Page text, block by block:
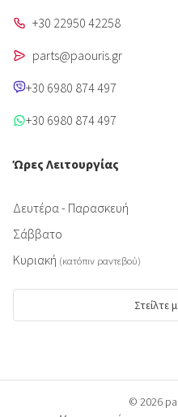
+30 22950 42258
parts@paouris.gr
+30 6980 874 497
+30 6980 874 497
Ώρες Λειτουργίας
Δευτέρα - Παρασκευή
Σάββατο
Κυριακή (κατόπιν ραντεβού)
Στείλτε
© 2026